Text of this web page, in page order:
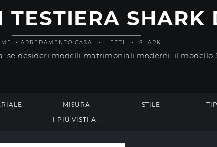
TESTIERA
> ARREDAMENTO CASA > LETTI > SHARK
desideri modelli matrimoniali moderni, il modello
MISURA STILE
I PIÙ VISTI A :